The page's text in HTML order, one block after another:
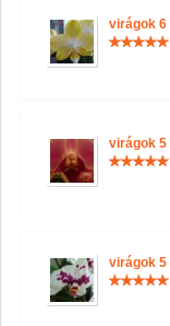
virágok 6
virágok 5
virágok 5